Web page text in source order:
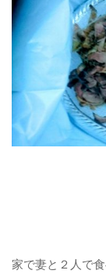
家で妻と２人で